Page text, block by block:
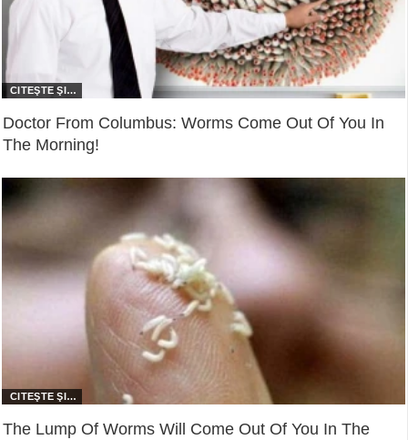
Doctor From Columbus: Worms Come Out Of You In
The Morning!
The Lump Of Worms Will Come Out Of You In The